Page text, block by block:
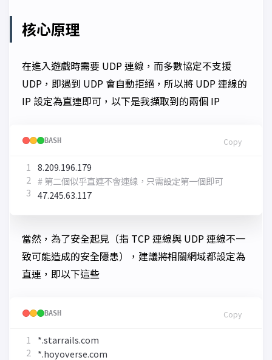
核心原理
在進入遊戲時需要 UDP 連線，而多數協定不支援
UDP，即遇到 UDP 會自動拒絕，所以將 UDP 連線的
IP 設定為直連即可，以下是我擷取到的兩個 IP
BASH Copy
# 第二個似乎直連不會連線，只需設定第一個即可
當然，為了安全起見（指 TCP 連線與 UDP 連線不一
致可能造成的安全隱患），建議將相關網域都設定為
直連，即以下這些
BASH Copy